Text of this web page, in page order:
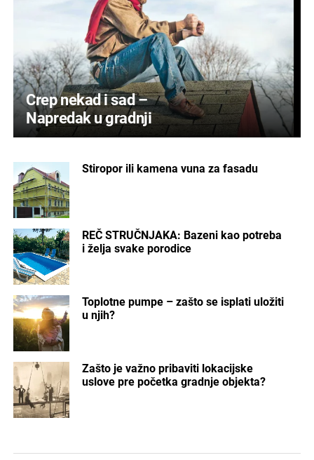
Crep nekad i sad –
Napredak u gradnji
Stiropor ili kamena vuna za fasadu
REČ STRUČNJAKA: Bazeni kao potreba
i želja svake porodice
Toplotne pumpe – zašto se isplati uložiti
u njih?
Zašto je važno pribaviti lokacijske
uslove pre početka gradnje objekta?